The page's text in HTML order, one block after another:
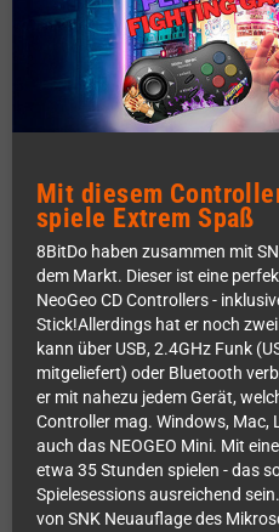
Mit diesem
spiele Extrem Spaß
8BitDo haben zusammen mit
dem Markt. Dieser ist eine
NeoGeo CD Controllers -
Stick!Allerdings hat er noch
kann über USB, 2.4GHz Funk
mitgeliefert) oder Bluetooth
er mit nahezu jedem Gerät,
Controller mag. Windows, Mac,
auch das NEOGEO Mini. Mit
etwa 35 Stunden spielen - das
Spielesessions ausreichend
von SNK Neuauflage des